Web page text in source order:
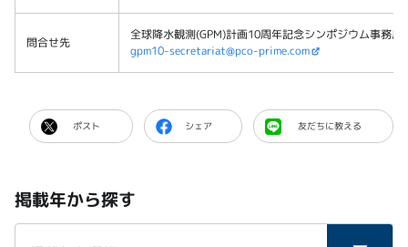
問合せ先
全球降水観測(GPM)計画10周年記念シンポジウム事務局
gpm10-secretariat@pco-prime.com
ポスト シェア 友だちに教える
掲載年から探す